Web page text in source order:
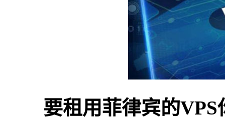
要租用菲律宾的VPS